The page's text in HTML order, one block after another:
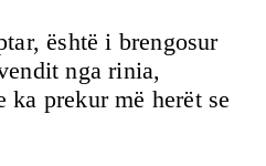
është i brengosur
nga rinia,
ka prekur më herët se